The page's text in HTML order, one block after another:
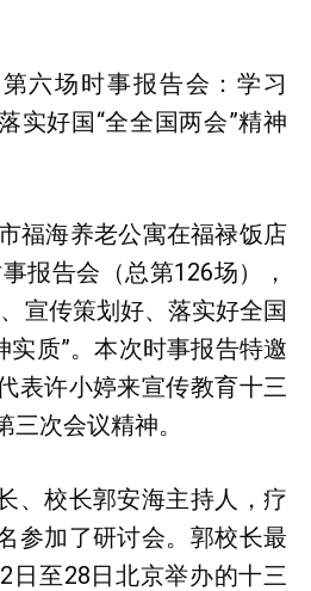
六场时事报告会：学习
实好国“全全国两会”精神
福海养老公寓在福禄饭店
报告会（总第126场），
宣传策划好、落实好全国
实质”。本次时事报告特邀
表许小婷来宣传教育十三
次会议精神。
、校长郭安海主持人，疗
参加了研讨会。郭校长最
日至28日北京举办的十三